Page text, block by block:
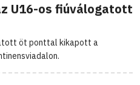
U16-os fiúválogatott
öt ponttal kikapott a